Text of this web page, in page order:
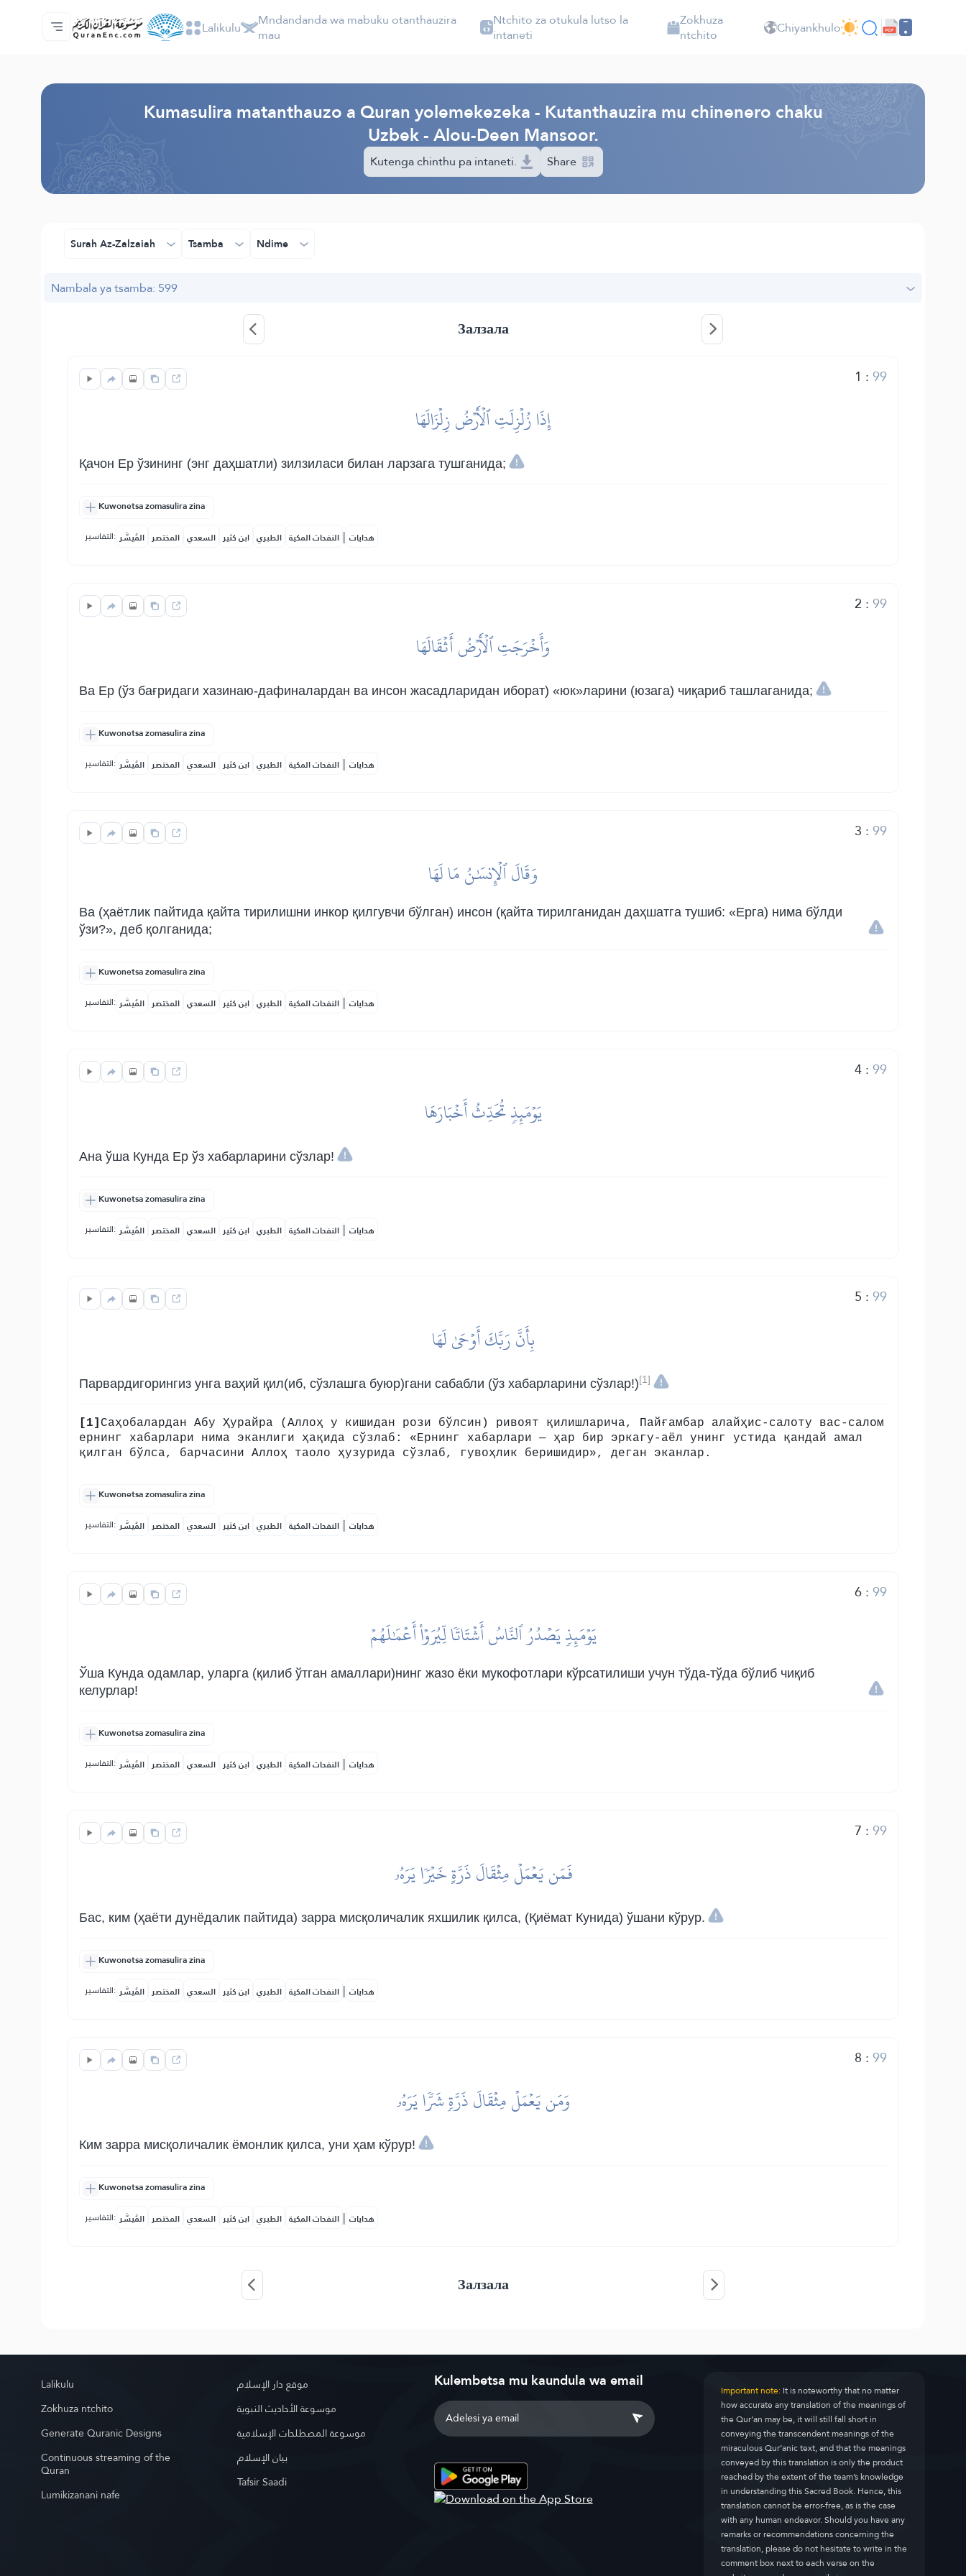
Lalikulu
Mndandanda wa mabuku otanthauzira mau
Audio
Ntchito za otukula lutso la intaneti - API
Zokhuza ntchito
Lumikizanani nafe
Chiyankhulo Lalikulu Mndandanda wa mabuku otanthauzira
mau
Ntchito za otukula lutso la
intaneti
Zokhuza
ntchito Chiyankhulo
Kumasulira matanthauzo a Quran yolemekezeka - Kutanthauzira mu chinenero chaku
Uzbek - Alou-Deen Mansoor.
Kutenga chinthu pa intaneti. Share
Surah Az-Zalzaiah Tsamba Ndime
Nambala ya tsamba: 599
Залзала
1 :99
إِذَا زُلۡزِلَتِ ٱلۡأَرۡضُ زِلۡزَالَهَا
Қачон Ер ўзининг (энг даҳшатли) зилзиласи билан ларзага тушганида;
Kuwonetsa zomasulira zina
التفاسير: المُيسَّر المختصر السعدي ابن كثير الطبري النفحات المكية | هدايات
2 :99
وَأَخۡرَجَتِ ٱلۡأَرۡضُ أَثۡقَالَهَا
Ва Ер (ўз бағридаги хазинаю-дафиналардан ва инсон жасадларидан иборат) «юк»ларини (юзага) чиқариб ташлаганида;
Kuwonetsa zomasulira zina
التفاسير: المُيسَّر المختصر السعدي ابن كثير الطبري النفحات المكية | هدايات
3 :99
وَقَالَ ٱلۡإِنسَٰنُ مَا لَهَا
Ва (ҳаётлик пайтида қайта тирилишни инкор қилгувчи бўлган) инсон (қайта тирилганидан даҳшатга тушиб: «Ерга) нима бўлди
ўзи?», деб қолганида;
Kuwonetsa zomasulira zina
التفاسير: المُيسَّر المختصر السعدي ابن كثير الطبري النفحات المكية | هدايات
4:99
يَوۡمَئِذٖ تُحَدِّثُ أَخۡبَارَهَا
Ана ўша Кунда Ер ўз хабарларини сўзлар!
Kuwonetsa zomasulira zina
التفاسير: المُيسَّر المختصر السعدي ابن كثير الطبري النفحات المكية | هدايات
5 :99
بِأَنَّ رَبَّكَ أَوۡحَىٰ لَهَا
Парвардигорингиз унга ваҳий қил(иб, сўзлашга буюр)гани сабабли (ўз хабарларини сўзлар!) [1]
[1] Саҳобалардан Абу Ҳурайра (Аллоҳ у кишидан рози бўлсин) ривоят қилишларича, Пайғамбар алайҳис-салоту вас-салом
ернинг хабарлари нима эканлиги ҳақида сўзлаб: «Ернинг хабарлари — ҳар бир эркагу-аёл унинг устида қандай амал
қилган бўлса, барчасини Аллоҳ таоло ҳузурида сўзлаб, гувоҳлик беришидир», деган эканлар.
Kuwonetsa zomasulira zina
التفاسير: المُيسَّر المختصر السعدي ابن كثير الطبري النفحات المكية | هدايات
6:99
يَوۡمَئِذٖ يَصۡدُرُ ٱلنَّاسُ أَشۡتَاتٗا لِّيُرَوۡاْ أَعۡمَٰلَهُمۡ
Ўша Кунда одамлар, уларга (қилиб ўтган амаллари)нинг жазо ёки мукофотлари кўрсатилиши учун тўда-тўда бўлиб чиқиб
келурлар!
Kuwonetsa zomasulira zina
التفاسير: المُيسَّر المختصر السعدي ابن كثير الطبري النفحات المكية | هدايات
7 :99
فَمَن يَعۡمَلۡ مِثۡقَالَ ذَرَّةٍ خَيۡرٗا يَرَهُۥ
Бас, ким (ҳаёти дунёдалик пайтида) зарра мисқоличалик яхшилик қилса, (Қиёмат Кунида) ўшани кўрур.
Kuwonetsa zomasulira zina
التفاسير: المُيسَّر المختصر السعدي ابن كثير الطبري النفحات المكية | هدايات
8 :99
وَمَن يَعۡمَلۡ مِثۡقَالَ ذَرَّةٖ شَرّٗا يَرَهُۥ
Ким зарра мисқоличалик ёмонлик қилса, уни ҳам кўрур!
Kuwonetsa zomasulira zina
التفاسير: المُيسَّر المختصر السعدي ابن كثير الطبري النفحات المكية | هدايات
Залзала
Lalikulu
Zokhuza ntchito
Generate Quranic Designs
Continuous streaming of the
Quran
Lumikizanani nafe
موقع دار الإسلام
موسوعة الأحاديث النبوية
موسوعة المصطلحات الإسلامية
بيان الإسلام
Tafsir Saadi
Kulembetsa mu kaundula wa email Important note:It is noteworthy that no matter
how accurate any translation of the meanings of
the Qur’an may be, it will still fall short in
conveying the transcendent meanings of the
miraculous Qur’anic text, and that the meanings
conveyed by this translation is only the product
reached by the extent of the team’s knowledge
in understanding this Sacred Book. Hence, this
translation cannot be error-free, as is the case
with any human endeavor. Should you have any
remarks or recommendations concerning the
translation, please do not hesitate to write in the
comment box next to each verse on the